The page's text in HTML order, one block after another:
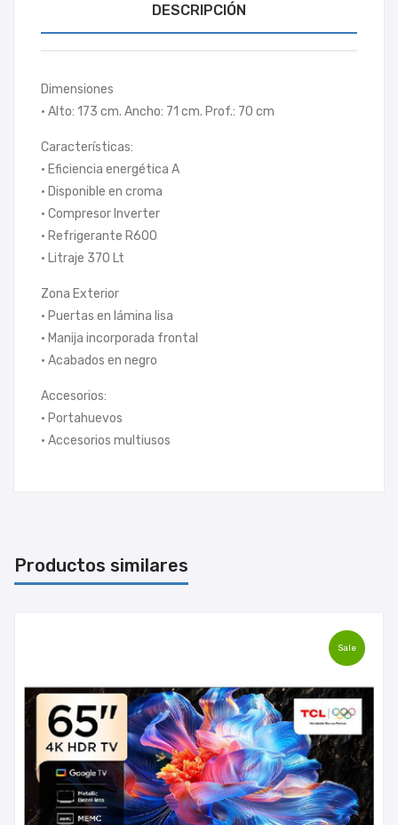
DESCRIPCIÓN
Dimensiones
• Alto: 173 cm. Ancho: 71 cm. Prof.: 70 cm
Características:
• Eficiencia energética A
• Disponible en croma
• Compresor Inverter
• Refrigerante R600
• Litraje 370 Lt
Zona Exterior
• Puertas en lámina lisa
• Manija incorporada frontal
• Acabados en negro
Accesorios:
• Portahuevos
• Accesorios multiusos
Productos similares
Sale